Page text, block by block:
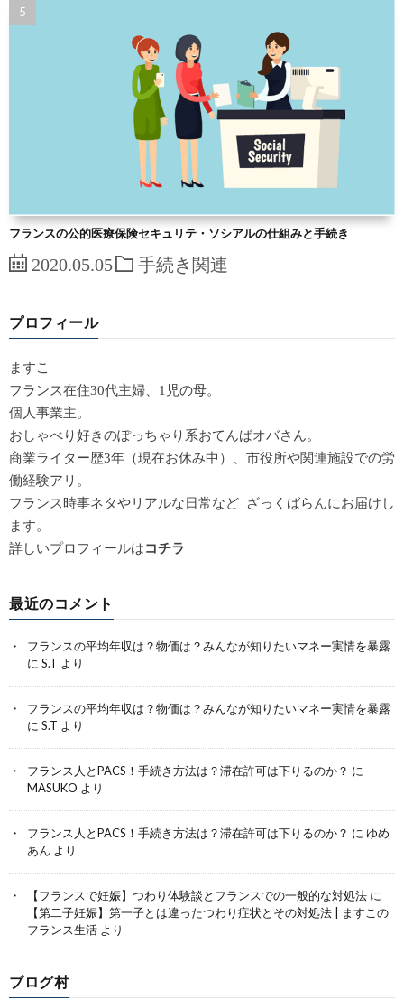
フランスの公的医療保険セキュリテ・ソシアルの仕組みと手続き
2020.05.05 手続き関連
プロフィール
ますこ
フランス在住30代主婦、1児の母。
個人事業主。
おしゃべり好きのぽっちゃり系おてんばオバさん。
商業ライター歴3年（現在お休み中）、市役所や関連施設での労
働経験アリ。
フランス時事ネタやリアルな日常など ざっくばらんにお届けし
ます。
詳しいプロフィールはコチラ
最近のコメント
フランスの平均年収は？物価は？みんなが知りたいマネー実情を暴露
に S.T より
フランスの平均年収は？物価は？みんなが知りたいマネー実情を暴露
に S.T より
フランス人とPACS！手続き方法は？滞在許可は下りるのか？ に
MASUKO より
フランス人とPACS！手続き方法は？滞在許可は下りるのか？ に ゆめ
あん より
【フランスで妊娠】つわり体験談とフランスでの一般的な対処法 に
【第二子妊娠】第一子とは違ったつわり症状とその対処法 | ますこの
フランス生活 より
ブログ村